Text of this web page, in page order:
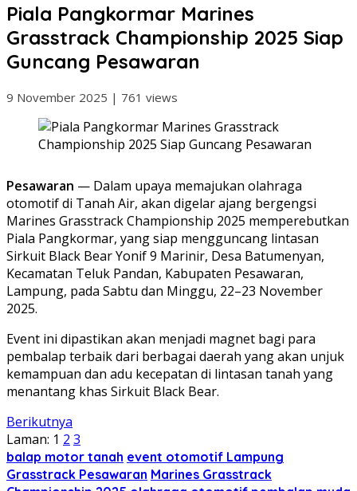
Piala Pangkormar Marines
Grasstrack Championship 2025 Siap
Guncang Pesawaran
9 November 2025 | 761 views
Pesawaran — Dalam upaya memajukan olahraga
otomotif di Tanah Air, akan digelar ajang bergengsi
Marines Grasstrack Championship 2025 memperebutkan
Piala Pangkormar, yang siap mengguncang lintasan
Sirkuit Black Bear Yonif 9 Marinir, Desa Batumenyan,
Kecamatan Teluk Pandan, Kabupaten Pesawaran,
Lampung, pada Sabtu dan Minggu, 22–23 November
2025.
Event ini dipastikan akan menjadi magnet bagi para
pembalap terbaik dari berbagai daerah yang akan unjuk
kemampuan dan adu kecepatan di lintasan tanah yang
menantang khas Sirkuit Black Bear.
Berikutnya
Laman: 1 2 3
balap motor tanah event otomotif Lampung
Grasstrack Pesawaran Marines Grasstrack